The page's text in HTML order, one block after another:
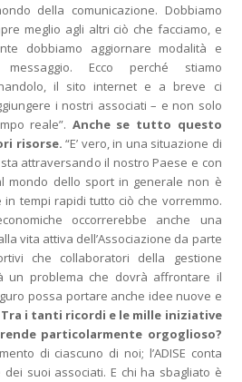
della comunicazione. Dobbiamo
meglio agli altri ciò che facciamo, e
dobbiamo aggiornare modalità e
Ecco perché stiamo
il sito internet e a breve ci
i nostri associati – e non solo
reale”. Anche se tutto questo
risorse. “E’ vero, in una situazione di
attraversando il nostro Paese e con
mondo dello sport in generale non è
tempi rapidi tutto ciò che vorremmo.
occorrerebbe anche una
vita attiva dell’Associazione da parte
che collaboratori della gestione
un problema che dovrà affrontare il
possa portare anche idee nuove e
Tra i tanti ricordi e le mille iniziative
particolarmente orgoglioso?
di ciascuno di noi; l’ADISE conta
suoi associati. E chi ha sbagliato è